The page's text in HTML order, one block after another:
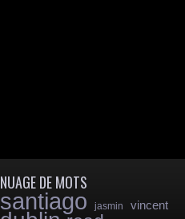
NUAGE DE MOTS
santiago jasmin vincent